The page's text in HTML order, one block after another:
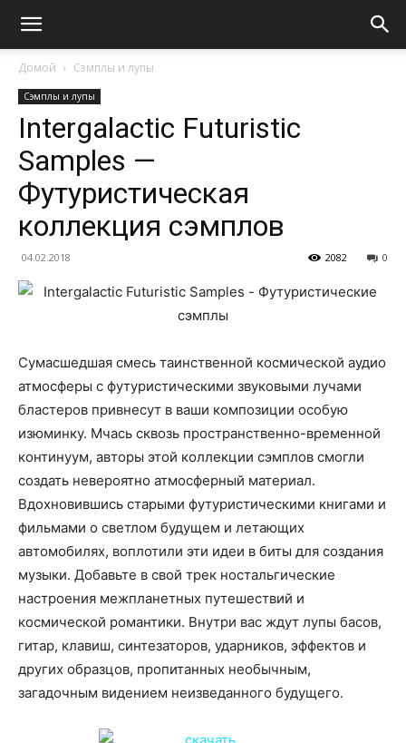
Домой Сэмплы и лупы
Сэмплы и лупы
Intergalactic Futuristic
Samples —
Футуристическая
коллекция сэмплов
04.02.2018 0
2082
Сумасшедшая смесь таинственной космической аудио
атмосферы с футуристическими звуковыми лучами
бластеров привнесут в ваши композиции особую
изюминку. Мчась сквозь пространственно-временной
континуум, авторы этой коллекции сэмплов смогли
создать невероятно атмосферный материал.
Вдохновившись старыми футуристическими книгами и
фильмами о светлом будущем и летающих
автомобилях, воплотили эти идеи в биты для создания
музыки. Добавьте в свой трек ностальгические
настроения межпланетных путешествий и
космической романтики. Внутри вас ждут лупы басов,
гитар, клавиш, синтезаторов, ударников, эффектов и
других образцов, пропитанных необычным,
загадочным видением неизведанного будущего.